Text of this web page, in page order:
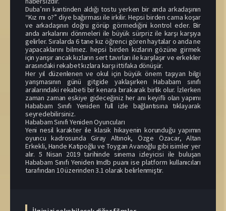
Duba’nın kantinden aldığı tostu yerken bir anda arkadaşının
“Kız mı o?” diye bağırması ile irkilir. Hepsi birden cama koşar
ve arkadaşının doğru görüp görmediğini kontrol eder. Bir
anda arkalarını dönmeleri ile büyük sürpriz ile karşı karşıya
gelirler. Sıralarda 6 tane kız öğrenci gören haytalar o anda ne
yapacaklarını bilmez. hepsi birden kızların gözüne girmek
için yarışır ancak kızların sert tavırları ile karşılaşır ve erkekler
arasındaki rekabet kızlara karşı ittifaka dönüşür.
Her yıl düzenlenen ve okul için büyük önem taşıyan bilgi
yarışmasının günü gitgide yaklaşırken Hababam sınıfı
aralarındaki rekabeti bir kenara bırakarak birlik olur. İzlerken
zaman zaman eskiye gideceğiniz her anı keyifli olan yapımı
Hababam Sınıfı Yeniden full izle bağlantısına tıklayarak
seyredebilirsiniz.
Hababam Sınıfı Yeniden Oyuncuları
Yeni nesil karakter ile klasik hikayenin korunduğu yapımın
oyuncu kadrosunda Giray Altınok, Özge Özacar, Altan
Erkekli, Hande Katipoğlu ve Toygan Avanoğlu gibi isimler yer
alır. 5 Nisan 2019 tarihinde sinema izleyicisi ile buluşan
Hababam Sınıfı Yeniden Imdb puanı ise platform kullanıcıları
tarafından 10 üzerinden 3.1 olarak belirlenmiştir.